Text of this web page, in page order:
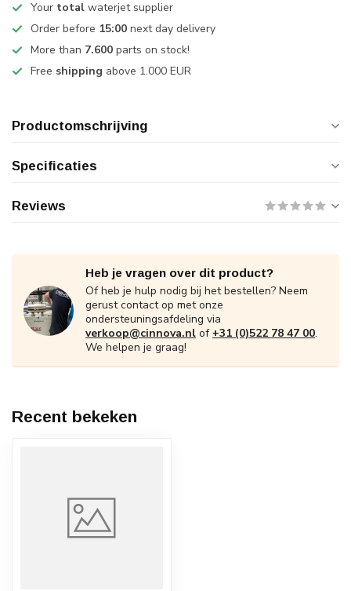
Your total waterjet supplier
Order before 15:00 next day delivery
More than 7.600 parts on stock!
Free shipping above 1.000 EUR
Productomschrijving
Specificaties
Reviews
Heb je vragen over dit product?
Of heb je hulp nodig bij het bestellen? Neem
gerust contact op met onze
ondersteuningsafdeling via
verkoop@cinnova.nl of +31 (0)522 78 47 00.
We helpen je graag!
Recent bekeken